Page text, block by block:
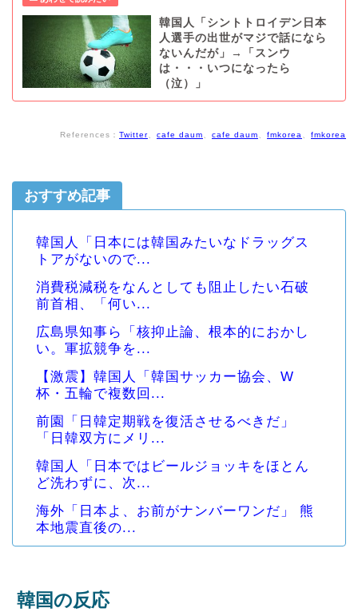
韓国人「シントトロイデン日本
人選手の出世がマジで話になら
ないんだが」→「スンウ
は・・・いつになったら
（泣）」
References： Twitter、 cafe daum、 cafe daum、 fmkorea、 fmkorea
おすすめ記事
韓国人「日本には韓国みたいなドラッグス
トアがないので...
消費税減税をなんとしても阻止したい石破
前首相、「何い...
広島県知事ら「核抑止論、根本的におかし
い。軍拡競争を...
【激震】韓国人「韓国サッカー協会、W
杯・五輪で複数回...
前園「日韓定期戦を復活させるべきだ」
「日韓双方にメリ...
韓国人「日本ではビールジョッキをほとん
ど洗わずに、次...
海外「日本よ、お前がナンバーワンだ」 熊
本地震直後の...
韓国の反応